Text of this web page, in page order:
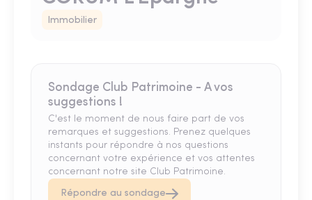
Immobilier
Sondage Club Patrimoine - A vos
suggestions !
C'est le moment de nous faire part de vos
remarques et suggestions. Prenez quelques
instants pour répondre à nos questions
concernant votre expérience et vos attentes
concernant notre site Club Patrimoine.
Répondre au sondage